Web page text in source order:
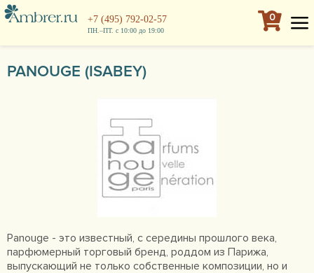
+7 (495) 792-02-57
ПН.–ПТ. с 10:00 до 19:00
0
PANOUGE (ISABEY)
Panouge - это известный, с середины прошлого века,
парфюмерный торговый бренд, роддом из Парижа,
выпускающий не только собственные композиции, но и